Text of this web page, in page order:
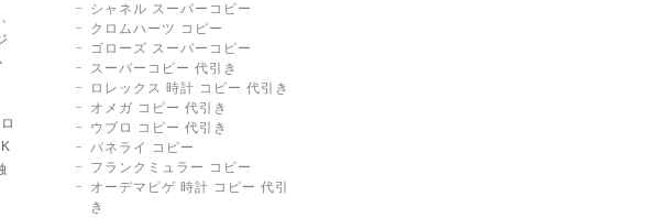
シャネル スーパーコピー
クロムハーツ コピー
ゴローズ スーパーコピー
スーパーコピー 代引き
ロレックス 時計 コピー 代引き
オメガ コピー 代引き
ウブロ コピー 代引き
パネライ コピー
フランクミュラー コピー
オーデマピゲ 時計 コピー 代引
き